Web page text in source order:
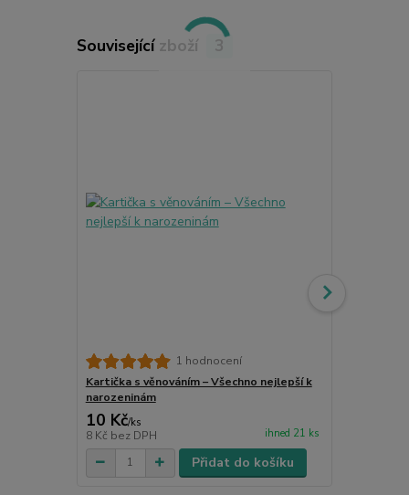
Související zboží 3
1 hodnocení
Kartička s věnováním – Všechno nejlepší k
narozeninám
10 Kč/ks
8 Kč bez DPH ihned 21 ks
Přidat do košíku